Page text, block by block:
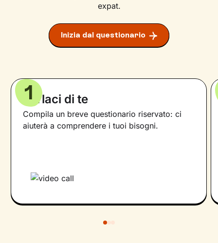
expat.
Inizia dal questionario
Parlaci di te
Compila un breve questionario riservato: ci
aiuterà a comprendere i tuoi bisogni.
1